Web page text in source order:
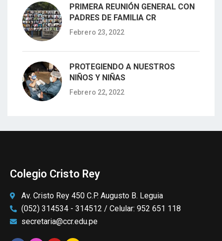
PRIMERA REUNIÓN GENERAL CON
PADRES DE FAMILIA CR
Febrero 23, 2022
PROTEGIENDO A NUESTROS
NIÑOS Y NIÑAS
Febrero 22, 2022
Colegio Cristo Rey
Av. Cristo Rey 450 C.P. Augusto B. Leguia
(052) 314534 - 314512 / Celular: 952 651 118
secretaria@ccr.edu.pe